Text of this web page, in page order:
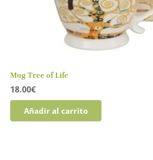
Mug Tree of Life
18.00€
Añadir al carrito